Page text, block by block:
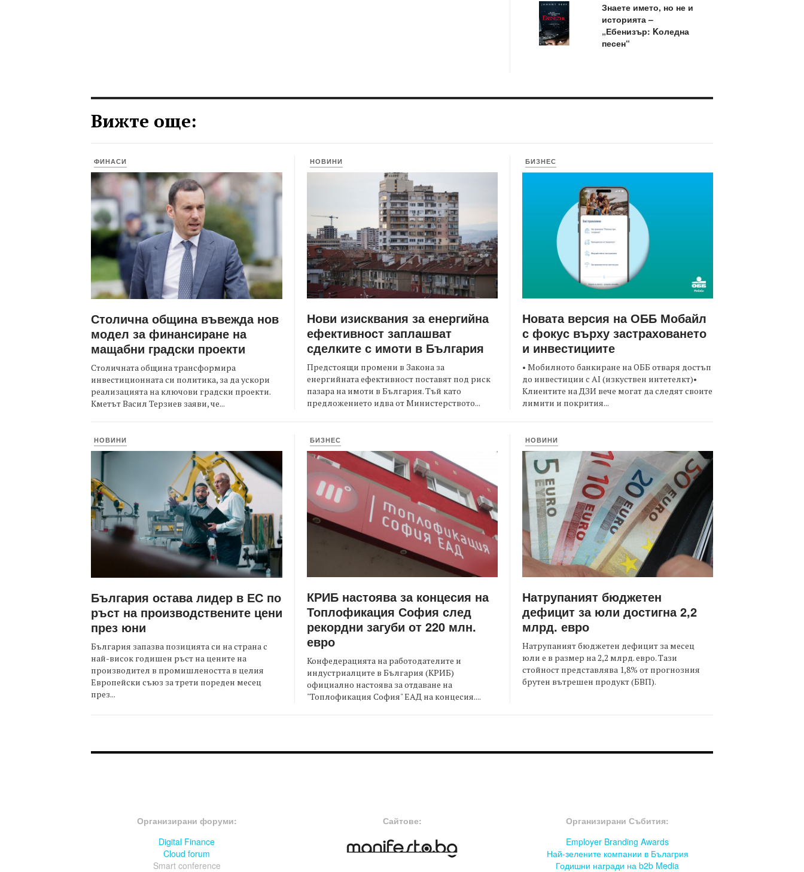
Знаете името, но не и
историята –
„Ебенизър: Kоледна
песен“
Вижте още:
ФИНАСИ
Столична община въвежда нов
модел за финансиране на
мащабни градски проекти
Столичната община трансформира
инвестиционната си политика, за да ускори
реализацията на ключови градски проекти.
Кметът Васил Терзиев заяви, че...
НОВИНИ
Нови изисквания за енергийна
ефективност заплашват
сделките с имоти в България
Предстоящи промени в Закона за
енергийната ефективност поставят под риск
пазара на имоти в България. Тъй като
предложението идва от Министерството...
БИЗНЕС
Новата версия на ОББ Мобайл
с фокус върху застраховането
и инвестициите
• Мобилното банкиране на ОББ отваря достъп
до инвестиции с AI (изкуствен интетелкт)•
Клиентите на ДЗИ вече могат да следят своите
лимити и покрития...
НОВИНИ
България остава лидер в ЕС по
ръст на производствените цени
през юни
България запазва позицията си на страна с
най-висок годишен ръст на цените на
производител в промишлеността в целия
Европейски съюз за трети пореден месец
през...
БИЗНЕС
КРИБ настоява за концесия на
Топлофикация София след
рекордни загуби от 220 млн.
евро
Конфедерацията на работодателите и
индустриалците в България (КРИБ)
официално настоява за отдаване на
"Топлофикация София" ЕАД на концесия....
НОВИНИ
Натрупаният бюджетен
дефицит за юли достигна 2,2
млрд. евро
Натрупаният бюджетен дефицит за месец
юли е в размер на 2,2 млрд. евро. Тази
стойност представлява 1,8% от прогнозния
брутен вътрешен продукт (БВП).
Организирани форуми:
Digital Finance
Cloud forum
Smart conference
Сайтове:
Организирани Събития:
Employer Branding Awards
Най-зелените компании в Бълагрия
Годишни награди на b2b Media